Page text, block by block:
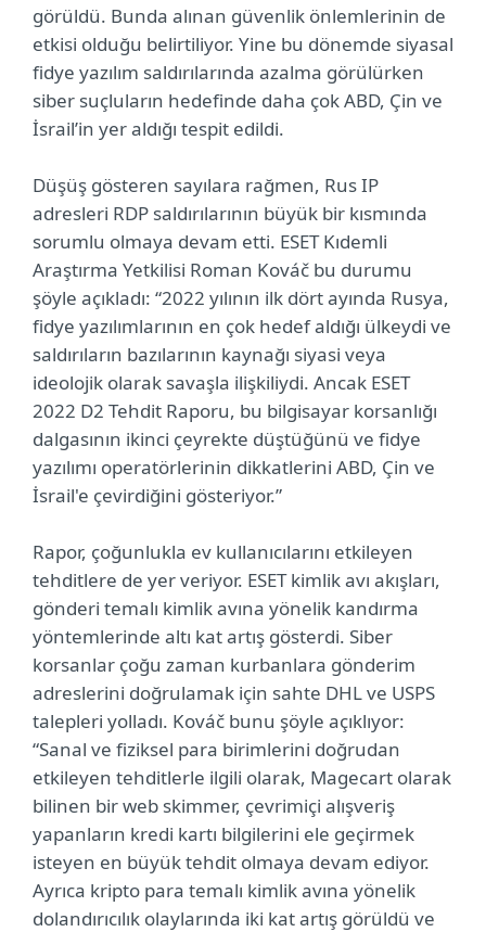
görüldü. Bunda alınan güvenlik önlemlerinin de
etkisi olduğu belirtiliyor. Yine bu dönemde siyasal
fidye yazılım saldırılarında azalma görülürken
siber suçluların hedefinde daha çok ABD, Çin ve
İsrail’in yer aldığı tespit edildi.
Düşüş gösteren sayılara rağmen, Rus IP
adresleri RDP saldırılarının büyük bir kısmında
sorumlu olmaya devam etti. ESET Kıdemli
Araştırma Yetkilisi Roman Kováč bu durumu
şöyle açıkladı: “2022 yılının ilk dört ayında Rusya,
fidye yazılımlarının en çok hedef aldığı ülkeydi ve
saldırıların bazılarının kaynağı siyasi veya
ideolojik olarak savaşla ilişkiliydi. Ancak ESET
2022 D2 Tehdit Raporu, bu bilgisayar korsanlığı
dalgasının ikinci çeyrekte düştüğünü ve fidye
yazılımı operatörlerinin dikkatlerini ABD, Çin ve
İsrail'e çevirdiğini gösteriyor.”
Rapor, çoğunlukla ev kullanıcılarını etkileyen
tehditlere de yer veriyor. ESET kimlik avı akışları,
gönderi temalı kimlik avına yönelik kandırma
yöntemlerinde altı kat artış gösterdi. Siber
korsanlar çoğu zaman kurbanlara gönderim
adreslerini doğrulamak için sahte DHL ve USPS
talepleri yolladı. Kováč bunu şöyle açıklıyor:
“Sanal ve fiziksel para birimlerini doğrudan
etkileyen tehditlerle ilgili olarak, Magecart olarak
bilinen bir web skimmer, çevrimiçi alışveriş
yapanların kredi kartı bilgilerini ele geçirmek
isteyen en büyük tehdit olmaya devam ediyor.
Ayrıca kripto para temalı kimlik avına yönelik
dolandırıcılık olaylarında iki kat artış görüldü ve